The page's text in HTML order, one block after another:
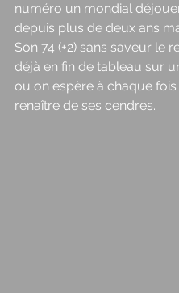
numéro un mondial
depuis plus de deux ans
Son 74 (+2) sans saveur le
déjà en fin de tableau sur
ou on espère à chaque
renaître de ses cendres.